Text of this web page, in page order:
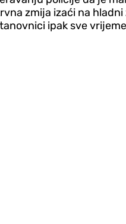
zmija izaći na
ipak sve